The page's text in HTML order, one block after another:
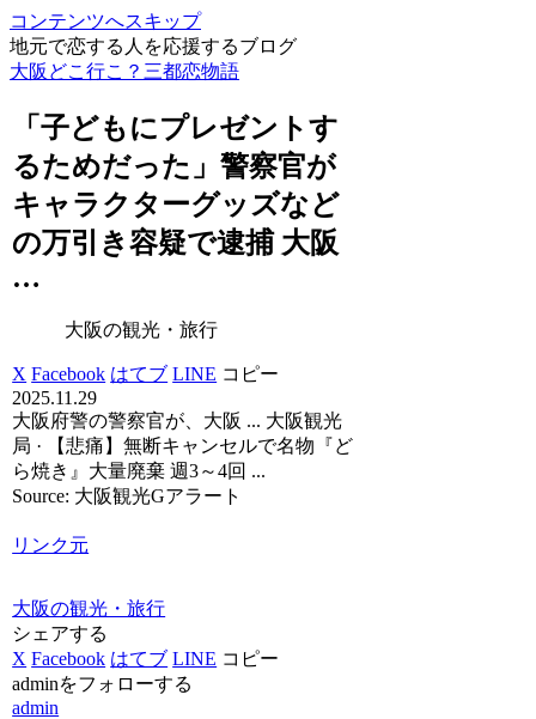
コンテンツへスキップ
地元で恋する人を応援するブログ
大阪どこ行こ？三都恋物語
「子どもにプレゼントす
るためだった」警察官が
キャラクターグッズなど
の万引き容疑で逮捕 大阪
…
大阪の観光・旅行
X Facebook はてブ LINE コピー
2025.11.29
大阪府警の警察官が、大阪 ... 大阪観光
局 · 【悲痛】無断キャンセルで名物『ど
ら焼き』大量廃棄 週3～4回 ...
Source: 大阪観光Gアラート
リンク元
大阪の観光・旅行
シェアする
X Facebook はてブ LINE コピー
adminをフォローする
admin